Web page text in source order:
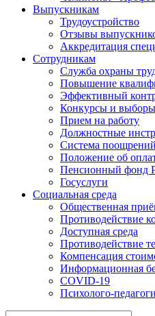
Выпускникам
Трудоустройство
Отзывы
Аккредитация
Сотрудникам
Служба охраны
Повышение
Эффективный
Конкурсы и выборы
Прием на работу
Должностные
Система
Положение об
Пенсионный фонд
Госуслуги
Социальная среда
Общественная
Противодействие
Доступная среда
Противодействие
Компенсация
Информационная
COVID-19
Психолого-